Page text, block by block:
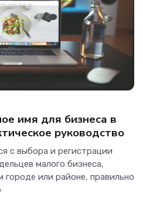
имя для бизнеса в
руководство
с выбора и регистрации
малого бизнеса,
или районе, правильно